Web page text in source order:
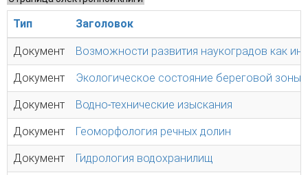
Тип Заголовок
Документ Возможности развития наукоградов как
Документ Экологическое состояние береговой зоны
Документ Водно-технические изыскания
Документ Геоморфология речных долин
Документ Гидрология водохранилищ